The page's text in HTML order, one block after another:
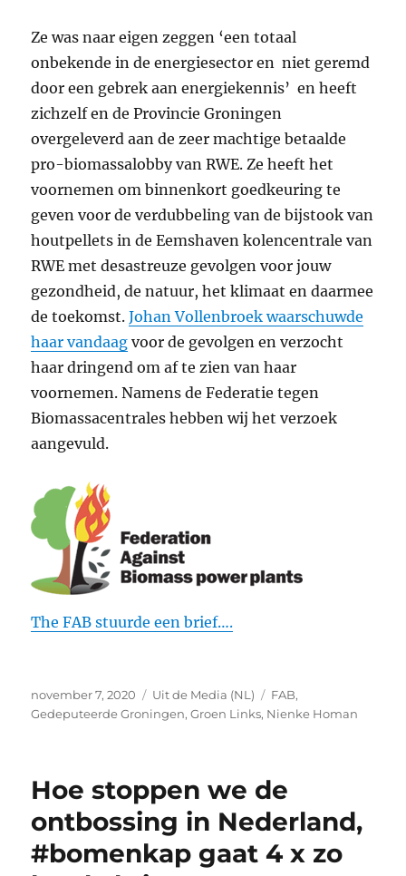
Ze was naar eigen zeggen ‘een totaal
onbekende in de energiesector en niet geremd
door een gebrek aan energiekennis’ en heeft
zichzelf en de Provincie Groningen
overgeleverd aan de zeer machtige betaalde
pro-biomassalobby van RWE. Ze heeft het
voornemen om binnenkort goedkeuring te
geven voor de verdubbeling van de bijstook van
houtpellets in de Eemshaven kolencentrale van
RWE met desastreuze gevolgen voor jouw
gezondheid, de natuur, het klimaat en daarmee
de toekomst.Johan Vollenbroek waarschuwde
haar vandaag voor de gevolgen en verzocht
haar dringend om af te zien van haar
voornemen. Namens de Federatie tegen
Biomassacentrales hebben wij het verzoek
aangevuld.
The FAB stuurde een brief….
Geplaatst
op
november 7, 2020 Categorieën
Uit de Media (NL) Tags
FAB,
Gedeputeerde Groningen,Groen Links, Nienke Homan
Hoe stoppen we de
ontbossing in Nederland,
#bomenkap gaat 4 x zo